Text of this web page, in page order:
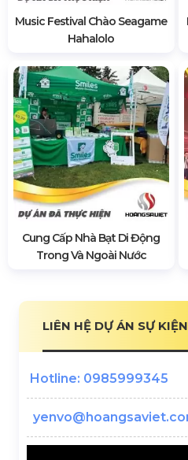
Music Festival Chào Seagame
Hahalolo
Cung Cấp Nhà Bạt Di Động
Trong Và Ngoài Nước
LIÊN HỆ DỰ ÁN SỰ KIỆN
Hotline: 0985999345